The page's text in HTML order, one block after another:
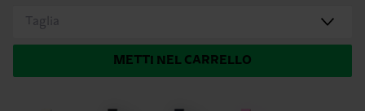
Taglia
METTI NEL CARRELLO